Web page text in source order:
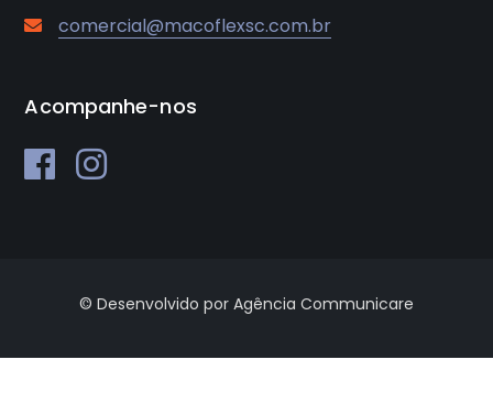
comercial@macoflexsc.com.br
Acompanhe-nos
© Desenvolvido por Agência Communicare